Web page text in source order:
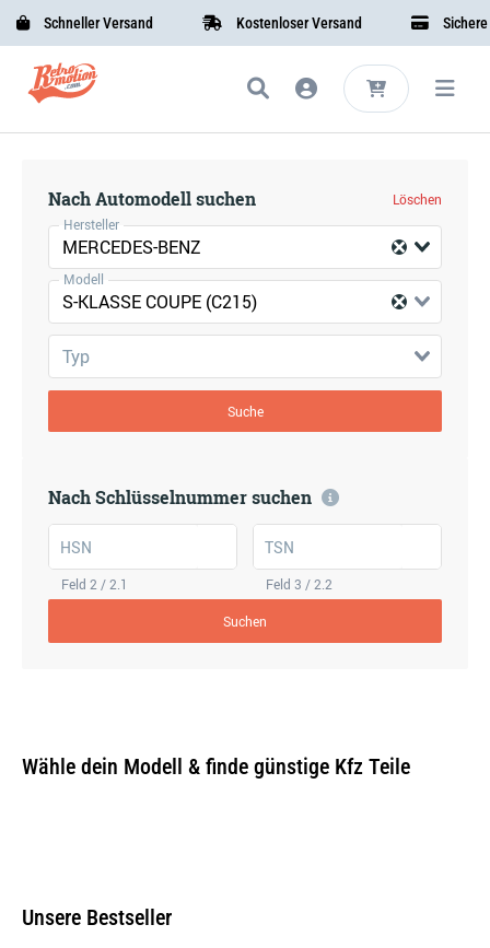
Schneller Versand Kostenloser Versand Sichere
Nach Automodell suchen
Löschen
Hersteller
MERCEDES-BENZ
Modell
S-KLASSE COUPE (C215)
Typ
Suche
Nach Schlüsselnummer suchen
HSN
Feld 2 / 2.1
TSN
Feld 3 / 2.2
Suchen
Wähle dein Modell & finde günstige Kfz Teile
Unsere Bestseller